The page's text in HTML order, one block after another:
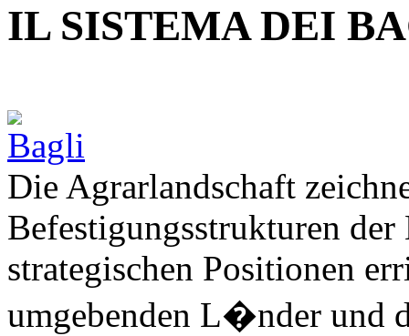
IL SISTEMA DEI
Die Agrarlandschaft
Befestigungsstrukturen
strategischen Positionen
umgebenden L�nder und